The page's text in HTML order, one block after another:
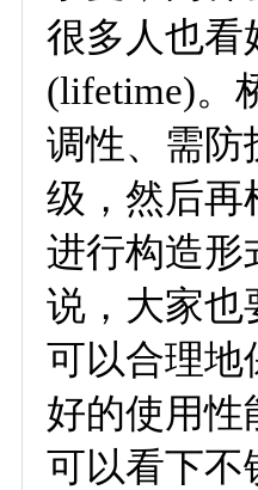
很多人也看
(lifetime)。
调性、需防
级，然后再
进行构造形
说，大家也
可以合理地
好的使用性
可以看下不